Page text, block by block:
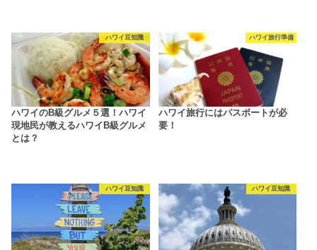
ハワイ豆知識
ハワイのB級グルメ５選！ハワイ
現地民が教えるハワイB級グルメ
とは？
ハワイ旅行準備
ハワイ旅行にはパスポートが必
要！
ハワイ豆知識 ハワイ豆知識